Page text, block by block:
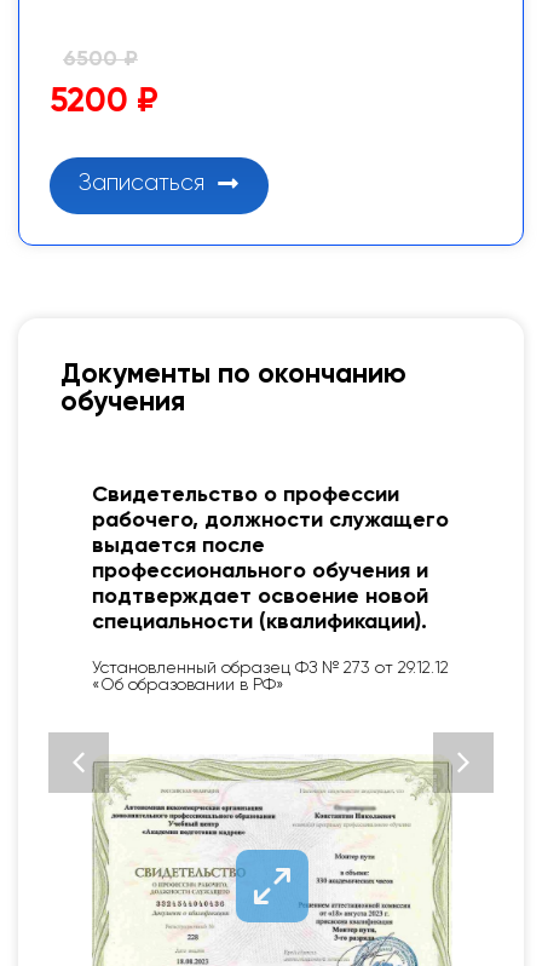
6500 ₽
5200 ₽
Записаться
Документы по окончанию
обучения
Свидетельство о профессии
рабочего, должности служащего
выдается после
профессионального обучения и
подтверждает освоение новой
специальности (квалификации).
Установленный образец ФЗ № 273 от 29.12.12
«Об образовании в РФ»